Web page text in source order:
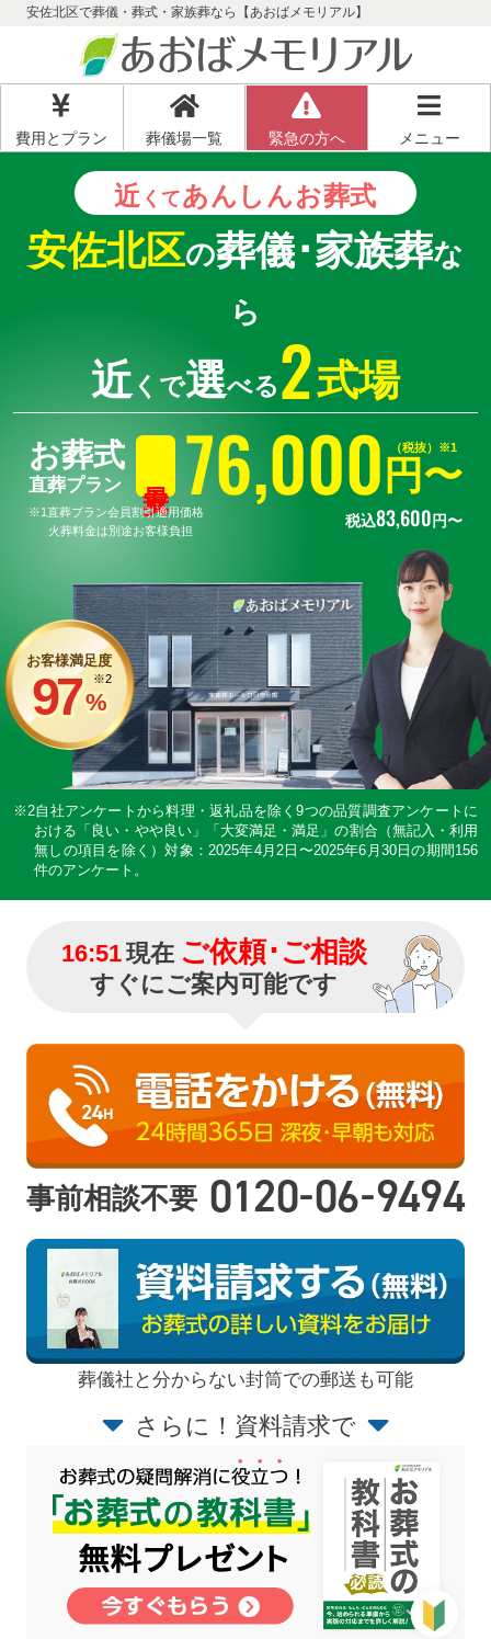
安佐北区で葬儀・葬式・家族葬なら【あおばメモリアル】
費用とプラン 葬儀場一覧 緊急の方へ メニュー
近 くてあんしんお葬式
安佐北区の葬儀･家族葬な
ら
近 くで選べる2式場
お葬式
直葬プラン 76,000 円〜
（税抜）※1
税込83,600円〜
※1直葬プラン会員割引適用価格
火葬料金は別途お客様負担
お客様満足度
97%
※2
※2自社アンケートから料理・返礼品を除く9つの品質調査アンケートに
おける「良い・やや良い」「大変満足・満足」の割合（無記入・利用
無しの項目を除く）対象：2025年4月2日〜2025年6月30日の期間156
件のアンケート。
16:51現在 ご依頼･ご相談
すぐにご案内可能です
事前相談不要 0120-06-9494
葬儀社と分からない封筒での郵送も可能
さらに！資料請求で